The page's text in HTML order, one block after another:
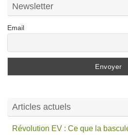
Newsletter
Email
Articles actuels
Révolution EV : Ce que la